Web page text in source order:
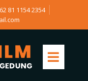
81 1154 2354